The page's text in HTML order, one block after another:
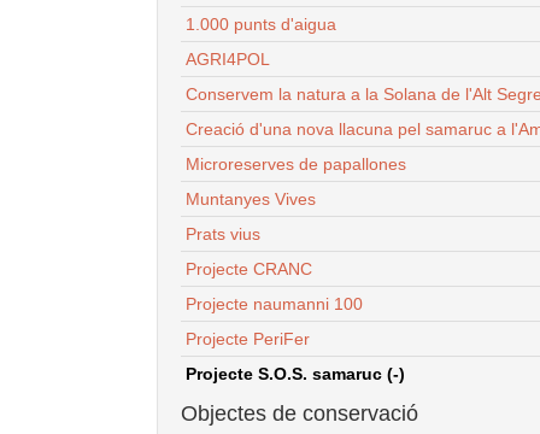
1.000 punts d'aigua
AGRI4POL
Conservem la natura a la Solana de l'Alt
Creació d'una nova llacuna pel samaruc a
Microreserves de papallones
Muntanyes Vives
Prats vius
Projecte CRANC
Projecte naumanni 100
Projecte PeriFer
Projecte S.O.S. samaruc (-)
Objectes de conservació